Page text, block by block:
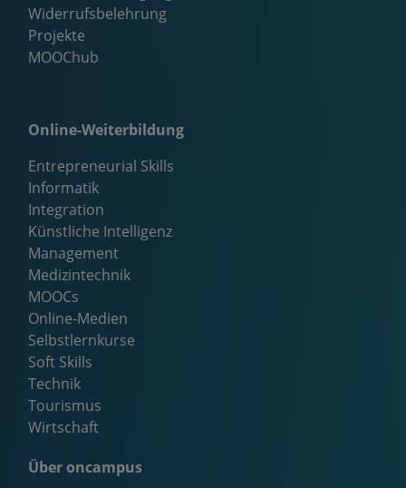
Widerrufsbelehrung
Projekte
MOOChub
Online-Weiterbildung
Entrepreneurial Skills
Informatik
Integration
Künstliche Intelligenz
Management
Medizintechnik
MOOCs
Online-Medien
Selbstlernkurse
Soft Skills
Technik
Tourismus
Wirtschaft
Über oncampus